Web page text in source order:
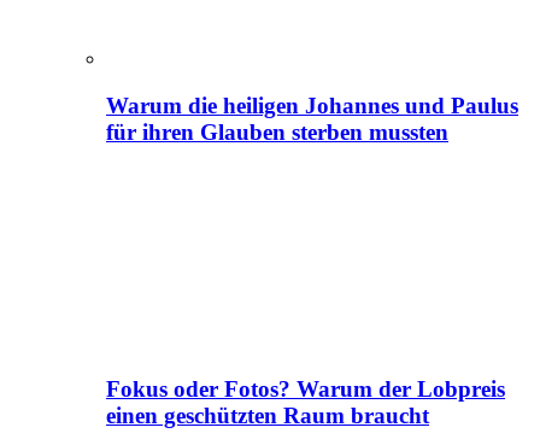
Warum die heiligen Johannes und Paulus
für ihren Glauben sterben mussten
Fokus oder Fotos? Warum der Lobpreis
einen geschützten Raum braucht